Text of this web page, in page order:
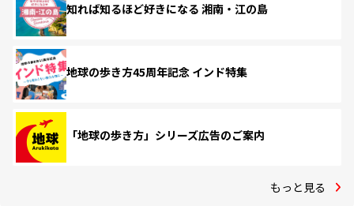
知れば知るほど好きになる 湘南・江の島
地球の歩き方45周年記念 インド特集
「地球の歩き方」シリーズ広告のご案内
もっと見る